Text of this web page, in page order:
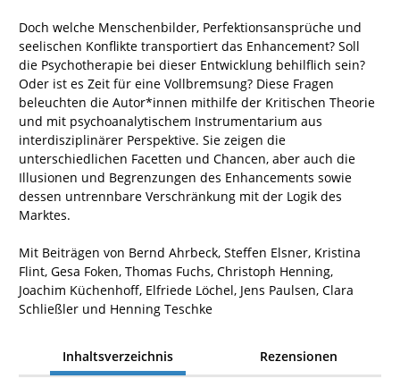
Doch welche Menschenbilder, Perfektionsansprüche und
seelischen Konflikte transportiert das Enhancement? Soll
die Psychotherapie bei dieser Entwicklung behilflich sein?
Oder ist es Zeit für eine Vollbremsung? Diese Fragen
beleuchten die Autor*innen mithilfe der Kritischen Theorie
und mit psychoanalytischem Instrumentarium aus
interdisziplinärer Perspektive. Sie zeigen die
unterschiedlichen Facetten und Chancen, aber auch die
Illusionen und Begrenzungen des Enhancements sowie
dessen untrennbare Verschränkung mit der Logik des
Marktes.
Mit Beiträgen von Bernd Ahrbeck, Steffen Elsner, Kristina
Flint, Gesa Foken, Thomas Fuchs, Christoph Henning,
Joachim Küchenhoff, Elfriede Löchel, Jens Paulsen, Clara
Schließler und Henning Teschke
Inhaltsverzeichnis Rezensionen